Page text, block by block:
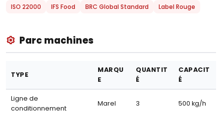
ISO 22000 IFS Food BRC Global Standard Label Rouge
Parc machines
TYPE
MARQU
E
QUANTIT
É
CAPACIT
É
Ligne de
conditionnement
Marel 3 500 kg/h